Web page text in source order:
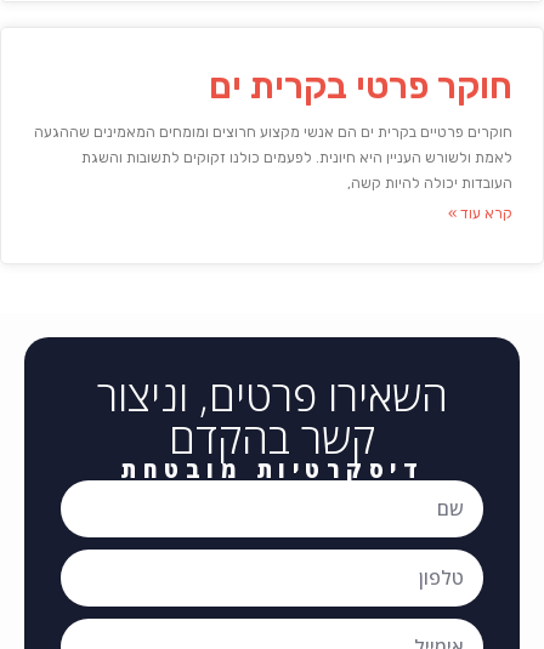
חוקר פרטי בקרית ים
חוקרים פרטיים בקרית ים הם אנשי מקצוע חרוצים ומומחים המאמינים שההגעה
לאמת ולשורש העניין היא חיונית. לפעמים כולנו זקוקים לתשובות והשגת
העובדות יכולה להיות קשה,
קרא עוד »
השאירו פרטים, וניצור
קשר בהקדם
דיסקרטיות מובטחת